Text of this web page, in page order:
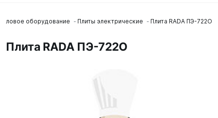
оборудование Плиты электрические Плита RADA ПЭ-722О
Плита RADA ПЭ-722О